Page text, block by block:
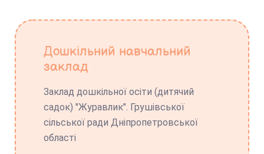
Дошкільний навчальний
заклад
Заклад дошкільної осіти (дитячий
садок) "Журавлик". Грушівської
сільської ради Дніпропетровської
області